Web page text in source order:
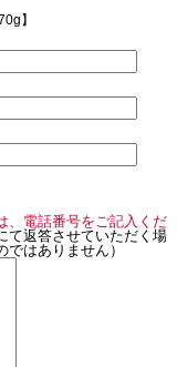
】
、電話番号をご記入くだ
て返答させていただく場
はありません）